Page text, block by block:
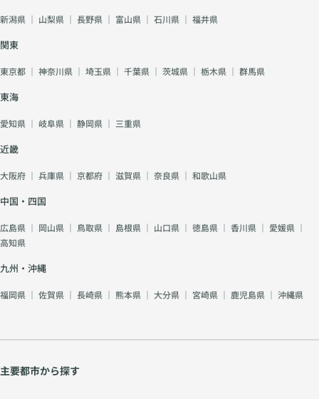
新潟県 ｜ 山梨県 ｜ 長野県 ｜ 富山県 ｜ 石川県 ｜ 福井県
関東
東京都 ｜ 神奈川県 ｜ 埼玉県 ｜ 千葉県 ｜ 茨城県 ｜ 栃木県 ｜ 群馬県
東海
愛知県 ｜ 岐阜県 ｜ 静岡県 ｜ 三重県
近畿
大阪府 ｜ 兵庫県 ｜ 京都府 ｜ 滋賀県 ｜ 奈良県 ｜ 和歌山県
中国・四国
広島県 ｜ 岡山県 ｜ 鳥取県 ｜ 島根県 ｜ 山口県 ｜ 徳島県 ｜ 香川県 ｜ 愛媛県 ｜
高知県
九州・沖縄
福岡県 ｜ 佐賀県 ｜ 長崎県 ｜ 熊本県 ｜ 大分県 ｜ 宮崎県 ｜ 鹿児島県 ｜ 沖縄県
主要都市から探す